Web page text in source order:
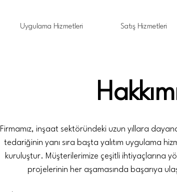
Uygulama Hizmetleri Satış Hizmetleri
Firmamız, inşaat sektöründeki uzun yıllara
tedariğinin yanı sıra başta yalıtım uygulama
kuruluştur. Müşterilerimize çeşitli ihtiyaçlarına
projelerinin her aşamasında başarıya